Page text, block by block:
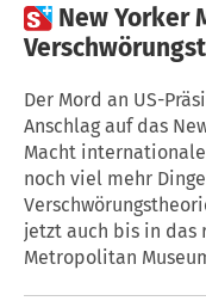
 New Yorker
Der Mord an US-
Anschlag auf das
Macht
noch viel mehr
jetzt auch bis in das
Metropolitan